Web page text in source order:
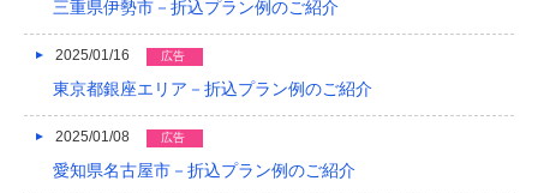
2014/01
2013/12
2013/11
2013/10
三重県伊勢市－折込プラン例のご紹介
2025/01/16 広告
東京都銀座エリア－折込プラン例のご紹介
2025/01/08 広告
愛知県名古屋市－折込プラン例のご紹介